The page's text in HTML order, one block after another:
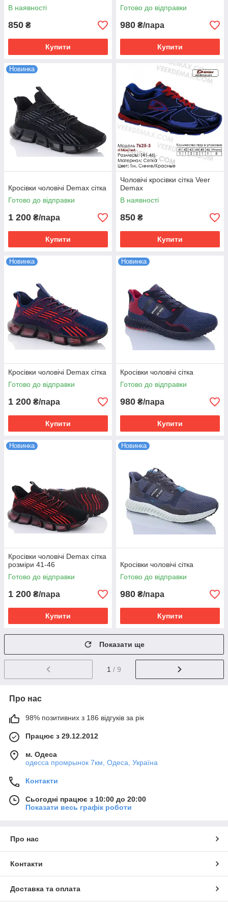
В наявності
850 ₴
Купити
Готово до відправки
980 ₴/пара
Купити
Новинка
Кросівки чоловічі Demax сітка
Готово до відправки
1 200 ₴/пара
Купити
Чоловічі кросівки сітка Veer
Demax
В наявності
850 ₴
Купити
Новинка
Кросівки чоловічі Demax сітка
Готово до відправки
1 200 ₴/пара
Купити
Новинка
Кросівки чоловічі сітка
Готово до відправки
980 ₴/пара
Купити
Новинка
Кросівки чоловічі Demax сітка
розміри 41-46
Готово до відправки
1 200 ₴/пара
Купити
Новинка
Кросівки чоловічі сітка
Готово до відправки
980 ₴/пара
Купити
Показати ще
1 / 9
Про нас
98% позитивних з 186 відгуків за рік
Працює з 29.12.2012
м. Одеса
одесса промрынок 7км, Одеса, Україна
Контакти
Сьогодні працює з 10:00 до 20:00
Показати весь графік роботи
Про нас
Контакти
Доставка та оплата